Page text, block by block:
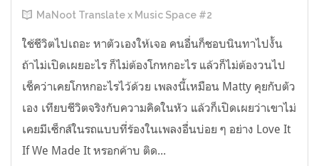
MaNoot Translate x Music Space #2
ใช้ชีวิตไปเถอะ หาตัวเองให้เจอ คนอื่นก็ชอบนินทาไปงั้น
ถ้าไม่เปิดเผยอะไร ก็ไม่ต้องโกหกอะไร แล้วก็ไม่ต้องวนไป
เช็คว่าเคยโกหกอะไรไว้ด้วย เพลงนี้เหมือน Matty คุยกับตัว
เอง เทียบชีวิตจริงกับความคิดในหัว แล้วก็เปิดเผยว่าเขาไม่
เคยมีเซ็กส์ในรถแบบที่ร้องในเพลงอื่นบ่อย ๆ อย่าง Love It
If We Made It หรอกค้าบ ติด...